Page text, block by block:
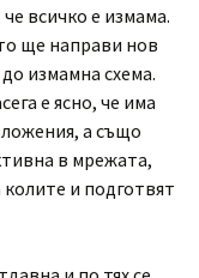
всичко е измама.
ще направи нов
измамна схема.
е ясно, че има
а също
в мрежата,
и подготвят